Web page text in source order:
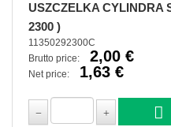
USZCZELKA CYLINDRA
2300 )
11350292300C
Brutto price:
2,00 €
Net price: 1,63 €